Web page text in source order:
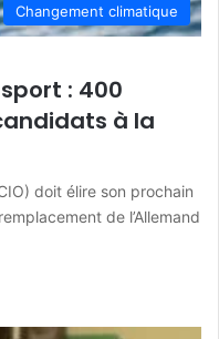
Changement climatique
: 400
à la
doit élire son prochain
de l’Allemand